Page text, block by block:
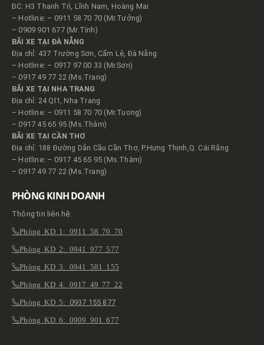
ĐC: H3 Thanh Trì, Lĩnh Nam, Hoàng Mai
– Hotline: – 0911 58 70 70 (Mr.Tưởng)
– 0909 901 677 (Mr.Tính)
BÃI XE TẠI ĐÀ NẴNG
Địa chỉ: 437 Trường Sơn, Cẩm Lệ, Đà Nẵng
– Hotline: – 0917 97 00 33 (Mr.Sơn)
– 0917 49 77 22 (Ms.Trang)
BÃI XE TẠI NHA TRANG
Địa chỉ: 24 Ql1, Nha Trang
– Hotline: – 0911 58 70 70 (Mr.Tuong)
– 0917 45 65 95 (Ms.Thắm)
BÃI XE TẠI CẦN THƠ
Địa chỉ: 188 Đường Dẫn Cầu Cần Thơ, P.Hưng Thịnh,Q. Cái Răng
– Hotline: – 0917 45 65 95 (Ms.Thắm)
– 0917 49 77 22 (Ms.Trang)
PHÒNG KINH DOANH
Thông tin liên hệ:
Phòng KD 1: 0911 58 70 70
Phòng KD 2: 0941 977 577
Phòng KD 3: 0941 581 155
Phòng KD 4: 0917 49 77 22
Phòng KD 5: 0937 155 877
Phòng KD 6: 0909 901 677